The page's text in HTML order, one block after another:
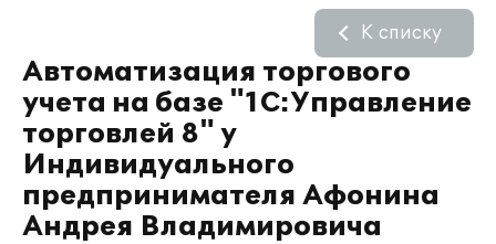
Автоматизация торгового
учета на базе "1С:Управление
торговлей 8" у
Индивидуального
предпринимателя Афонина
Андрея Владимировича
К списку